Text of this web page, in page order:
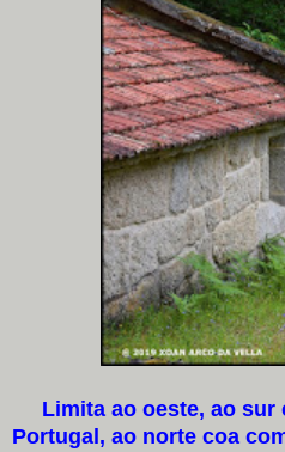
Limita ao oeste, ao sur
Portugal, ao norte coa